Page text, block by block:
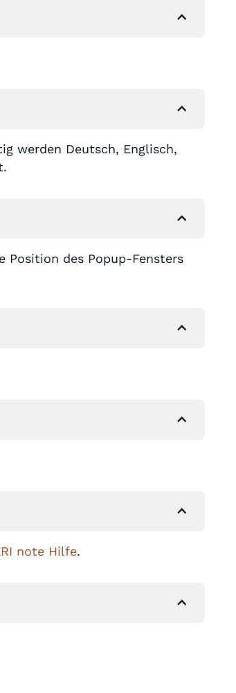
werden Deutsch, Englisch,
Position des Popup-Fensters
note Hilfe.